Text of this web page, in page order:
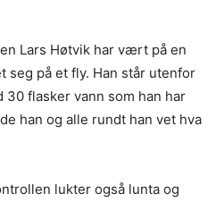
Lars Høtvik har vært på en
seg på et fly. Han står utenfor
flasker vann som han har
han og alle rundt han vet hva
lukter også lunta og